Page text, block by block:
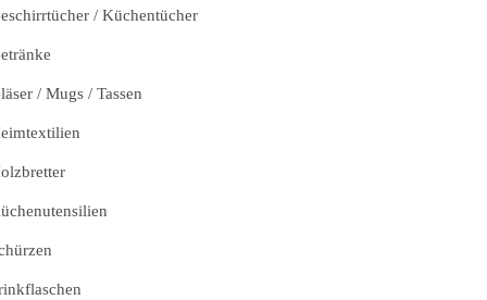
/ Küchentücher
/ Mugs / Tassen